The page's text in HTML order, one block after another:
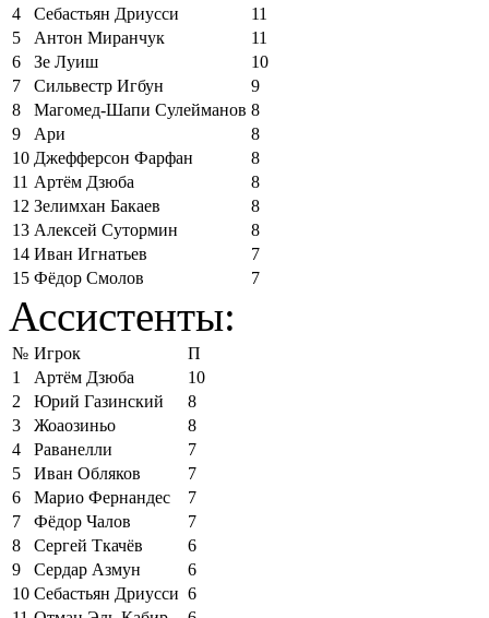
4
Себастьян Дриусси
11
5
Антон Миранчук
11
6
Зе Луиш
10
7
Сильвестр Игбун
9
8
Магомед-Шапи Сулейманов 8
9
Ари
8
10 Джефферсон Фарфан
8
11 Артём Дзюба
8
12 Зелимхан Бакаев
8
13 Алексей Сутормин
8
14 Иван Игнатьев
7
15 Фёдор Смолов 7
Ассистенты:
№ Игрок
П
1
Артём Дзюба
10
2
Юрий Газинский
8
3
Жоаозиньо
8
4
Раванелли
7
5
Иван Обляков
7
6
Марио Фернандес
7
7
Фёдор Чалов
7
8
Сергей Ткачёв
6
9
Сердар Азмун
6
10 Себастьян Дриусси 6